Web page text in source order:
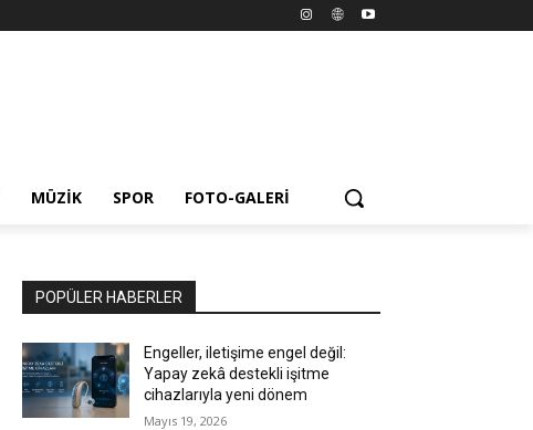
MÜZIK SPOR FOTO-GALERI
POPÜLER HABERLER
Engeller, iletişime engel değil:
Yapay zekâ destekli işitme
cihazlarıyla yeni dönem
Mayıs 19, 2026